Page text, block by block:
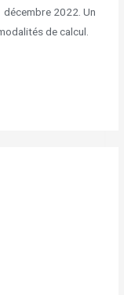
2022. Un
de calcul.